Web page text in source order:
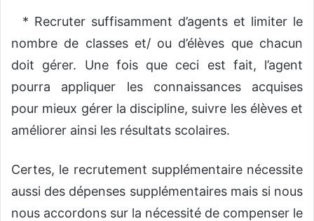
* Recruter suffisamment d’agents et limiter le
nombre de classes et/ ou d’élèves que chacun
doit gérer. Une fois que ceci est fait, l’agent
pourra appliquer les connaissances acquises
pour mieux gérer la discipline, suivre les élèves et
améliorer ainsi les résultats scolaires.
Certes, le recrutement supplémentaire nécessite
aussi des dépenses supplémentaires mais si nous
nous accordons sur la nécessité de compenser le